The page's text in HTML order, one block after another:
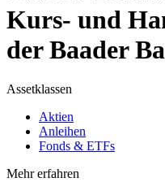
Kurs- und
der Baader
Assetklassen
Aktien
Anleihen
Fonds & ETFs
Mehr erfahren